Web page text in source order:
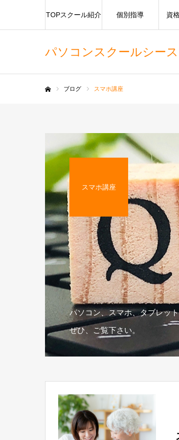
パソコンスクールシー
TOPスクール紹介 個別指導 資
ブログ スマホ講座
スマホ講座
パソコン、スマホ、タブレッ
ぜひ、ご覧下さい。